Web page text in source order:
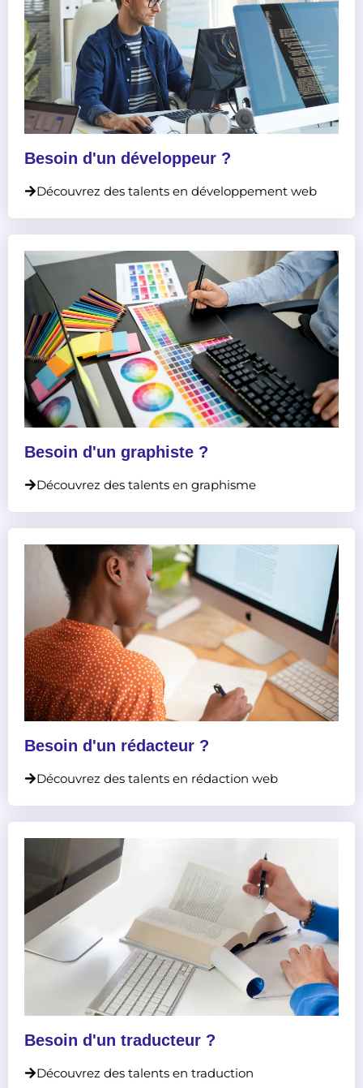
Besoin d'un développeur ?
Découvrez des talents en développement web
Besoin d'un graphiste ?
Découvrez des talents en graphisme
Besoin d'un rédacteur ?
Découvrez des talents en rédaction web
Besoin d'un traducteur ?
Découvrez des talents en traduction